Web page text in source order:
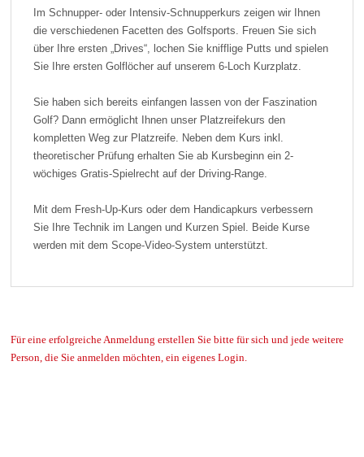
Im Schnupper- oder Intensiv-Schnupperkurs zeigen wir Ihnen
die verschiedenen Facetten des Golfsports. Freuen Sie sich
über Ihre ersten „Drives“, lochen Sie knifflige Putts und spielen
Sie Ihre ersten Golflöcher auf unserem 6-Loch Kurzplatz.
Sie haben sich bereits einfangen lassen von der Faszination
Golf? Dann ermöglicht Ihnen unser Platzreifekurs den
kompletten Weg zur Platzreife. Neben dem Kurs inkl.
theoretischer Prüfung erhalten Sie ab Kursbeginn ein 2-
wöchiges Gratis-Spielrecht auf der Driving-Range.
Mit dem Fresh-Up-Kurs oder dem Handicapkurs verbessern
Sie Ihre Technik im Langen und Kurzen Spiel. Beide Kurse
werden mit dem Scope-Video-System unterstützt.
Für eine erfolgreiche Anmeldung erstellen Sie bitte für sich und jede weitere
Person, die Sie anmelden möchten, ein eigenes Login.